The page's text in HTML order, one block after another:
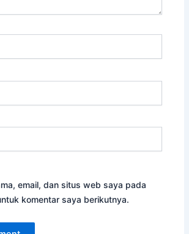
email, dan situs web saya pada
komentar saya berikutnya.